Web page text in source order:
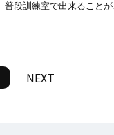
段訓練室で出来ること
NEXT